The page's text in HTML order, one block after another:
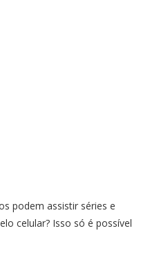
podem assistir séries e
celular? Isso só é possível